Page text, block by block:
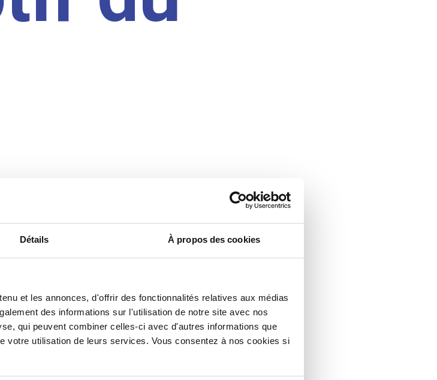
Détails À propos des cookies
et les annonces, d'offrir des fonctionnalités relatives aux médias
des informations sur l'utilisation de notre site avec nos
qui peuvent combiner celles-ci avec d'autres informations que
votre utilisation de leurs services. Vous consentez à nos cookies si